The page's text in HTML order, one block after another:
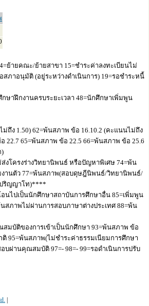
ย้ายคณะ/ย้ายสาขา 15=ชำระค่าลงทะเบียนไม่
ภาอนุมัติ (อยู่ระหว่างดำเนินการ) 19=รอชำระหนี้
กษาฝึกงานครบระยะเวลา 48=นักศึกษาเพิ่มพูน
ถึง 1.50) 62=พ้นสภาพ ข้อ 16.10.2 (คะแนนไม่ถึง
22.7 65=พ้นสภาพ ข้อ 22.5 66=พ้นสภาพ ข้อ 25.6
)
งโครงร่างวิทยานิพนธ์ หรือปัญหาพิเศษ 74=พ้น
งานตัว 77=พ้นสภาพ(สอบดุษฎีนิพนธ์/วิทยานิพนธ์/
ปริญญาโท)****
นไปเป็นนักศึกษาสถาบันการศึกษาอื่น 85=เพิ่มพูน
ภาพไม่ผ่านการสอบภาษาต่างประเทศ 88=พ้น
มบัติของการเข้าเป็นนักศึกษา 93=พ้นสภาพ ข้อ
95=พ้นสภาพ(ไม่ชำระค่าธรรมเนียมการศึกษา
ผ่านคุณสมบัติ 97=- 98=- 99=รอดำเนินการปรับ